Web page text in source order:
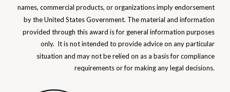
names, commercial products, or organizations imply endorsement
by the United States Government. The material and information
provided through this award is for general information purposes
only. It is not intended to provide advice on any particular
situation and may not be relied on as a basis for compliance
requirements or for making anylegal decisions.